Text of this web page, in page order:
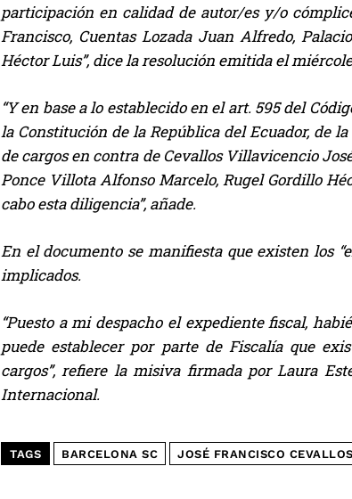
participación en calidad de autor/es y/o
Francisco, Cuentas Lozada Juan Alfredo,
Héctor Luis”, dice la resolución emitida el
“Y en base a lo establecido en el art. 595 del
la Constitución de la República del Ecuador, de
de cargos en contra de Cevallos Villavicencio
Ponce Villota Alfonso Marcelo, Rugel Gordillo
cabo esta diligencia”, añade.
En el documento se manifiesta que existen los
implicados.
“Puesto a mi despacho el expediente fiscal,
puede establecer por parte de Fiscalía que
cargos”, refiere la misiva firmada por Laura
Internacional.
TAGS BARCELONA SC JOSÉ FRANCISCO CEVALLOS